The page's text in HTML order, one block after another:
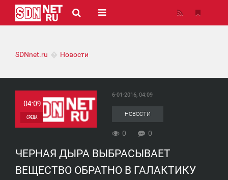
SDNnet.ru Новости
04:09
СРЕДА
6-01-2016, 04:09
НОВОСТИ
0 0
ЧЕРНАЯ ДЫРА ВЫБРАСЫВАЕТ
ВЕЩЕСТВО ОБРАТНО В ГАЛАКТИКУ